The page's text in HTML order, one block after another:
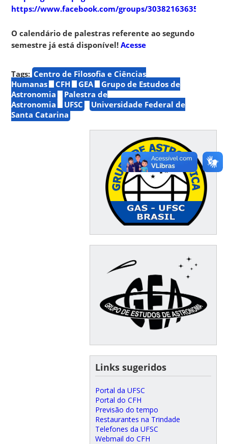
https://www.facebook.com/groups/303821636357910
O calendário de palestras referente ao segundo
semestre já está disponível!Acesse
Tags: Centro de Filosofia e Ciências
Humanas
CFH GEA
Grupo de Estudos de
Astronomia
Palestra de
Astronomia
UFSC
Universidade Federal de
Santa Catarina
Links sugeridos
Portal da UFSC
Portal do CFH
Previsão do tempo
Restaurantes na Trindade
Telefones da UFSC
Webmail do CFH